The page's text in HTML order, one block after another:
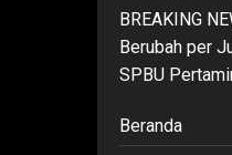
BREAKING
Berubah per
SPBU
Beranda